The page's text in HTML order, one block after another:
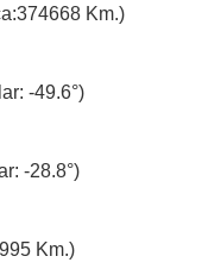
Km.)
-49.6°)
-28.8°)
Km.)